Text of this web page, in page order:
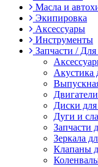
Масла и
Экипировка
Аксессуары
Инструменты
Запчасти /
Акустика
Диски
Дуги и
Запчасти
Зеркала
Клапаны